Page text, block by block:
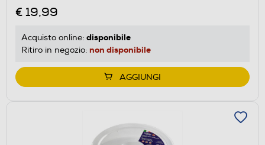
€ 19,99
Acquisto online: disponibile
Ritiro in negozio: non disponibile
AGGIUNGI